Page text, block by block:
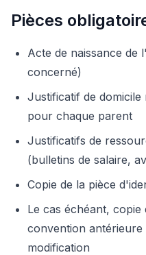
Pièces
Acte de naissance de
concerné)
Justificatif de domicile
pour chaque parent
Justificatifs de
(bulletins de salaire,
Copie de la pièce
Le cas échéant,
convention antérieure
modification